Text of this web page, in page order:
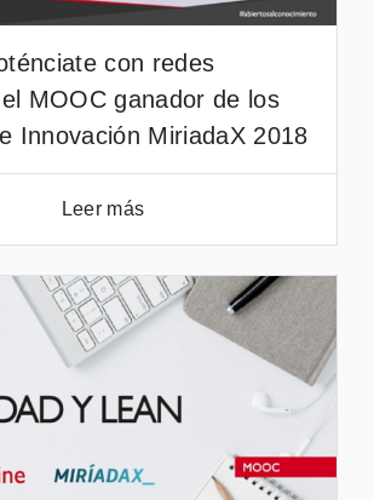
con redes
MOOC ganador de los
Innovación MiriadaX 2018
Leer más